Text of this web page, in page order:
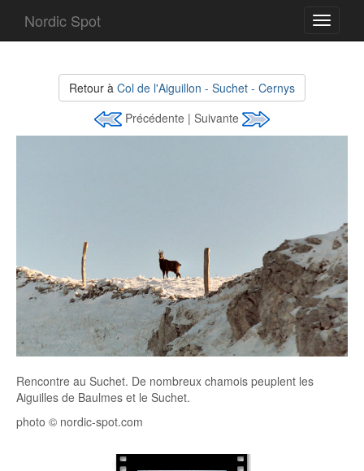
Toggle
Nordic Spot
Retour à Col de l'Aiguillon - Suchet - Cernys
Précédente | Suivante
Rencontre au Suchet. De nombreux chamois peuplent les
Aiguilles de Baulmes et le Suchet.
photo © nordic-spot.com